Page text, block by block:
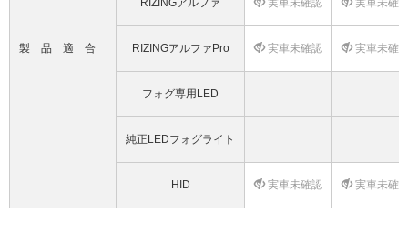
製品適合
RIZINGアルファ 実車未確認 実車未確
RIZINGアルファPro 実車未確認 実車未確
フォグ専用LED
純正LEDフォグライト
HID 実車未確認 実車未確